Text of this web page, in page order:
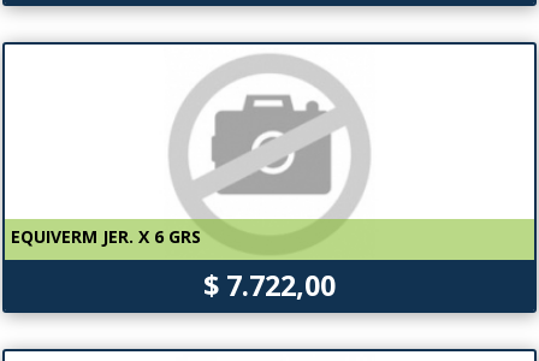
EQUIVERM JER. X 6 GRS
$ 7.722,00